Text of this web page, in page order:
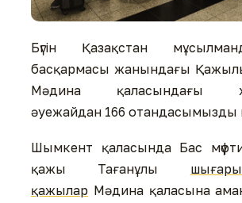
Бүгін Қазақстан
басқармасы жанындағы
Мәдина қаласындағы
әуежайдан 166 отандасымызды
Шымкент қаласында Бас
қажы Тағанұлы
қажылар Мәдина қаласына